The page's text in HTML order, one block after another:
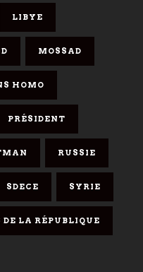
LIBYE
MOSSAD
HOMO
PRÉSIDENT
RUSSIE
SDECE SYRIE
DE LA RÉPUBLIQUE